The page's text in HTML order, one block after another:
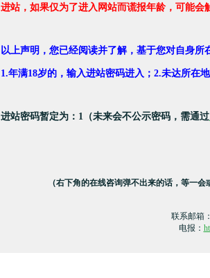
进站，如果仅为了进入网站而谎报年龄，可能会
以上声明，您已经阅读并了解，基于您对自身
1.年满18岁的，输入进站密码进入；2.未达所在
进站密码暂定为：1（未来会不公示密码，需通过
（右下角的在线咨询弹不出来的话，等一
联系邮箱：
电报：